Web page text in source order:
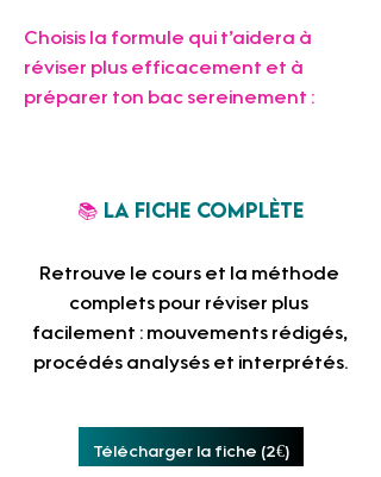
Choisis la formule qui t’aidera à
réviser plus efficacement et à
préparer ton bac sereinement :
📚 La fiche complète
Retrouve le cours et la méthode
complets pour réviser plus
facilement : mouvements rédigés,
procédés analysés et interprétés.
Télécharger la fiche (2€)